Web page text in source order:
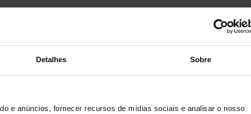
Detalhes Sobre
e anúncios, fornecer recursos de mídias sociais e analisar o nosso